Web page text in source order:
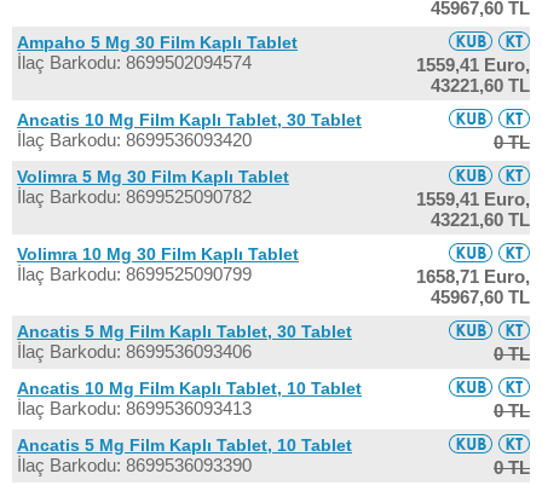
45967,60 TL
Ampaho 5 Mg 30 Film Kaplı Tablet
İlaç Barkodu: 8699502094574
1559,41 Euro,
43221,60 TL
Ancatis 10 Mg Film Kaplı Tablet, 30 Tablet
İlaç Barkodu: 8699536093420 0 TL
Volimra 5 Mg 30 Film Kaplı Tablet
İlaç Barkodu: 8699525090782
1559,41 Euro,
43221,60 TL
Volimra 10 Mg 30 Film Kaplı Tablet
İlaç Barkodu: 8699525090799
1658,71 Euro,
45967,60 TL
Ancatis 5 Mg Film Kaplı Tablet, 30 Tablet
İlaç Barkodu: 8699536093406 0 TL
Ancatis 10 Mg Film Kaplı Tablet, 10 Tablet
İlaç Barkodu: 8699536093413 0 TL
Ancatis 5 Mg Film Kaplı Tablet, 10 Tablet
İlaç Barkodu: 8699536093390 0 TL